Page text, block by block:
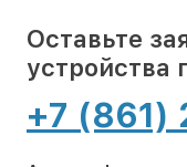
Оставьте
устройства
+7 (861)